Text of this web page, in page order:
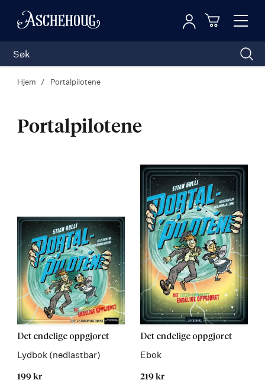
Toggle
Logg inn
Hjem Portalpilotene
Portalpilotene
Det endelige oppgjøret
Lydbok (nedlastbar)
199 kr
Les
mer
Det endelige oppgjøret
Ebok
219 kr
Les
mer